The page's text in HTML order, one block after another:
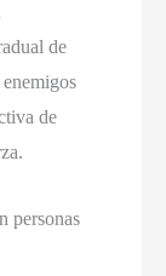
de
de
personas